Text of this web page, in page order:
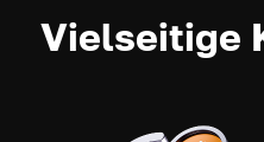
Vielseitige